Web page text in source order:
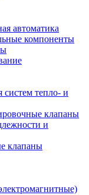
автоматика
компоненты
тепло- и
клапаны
и
клапаны